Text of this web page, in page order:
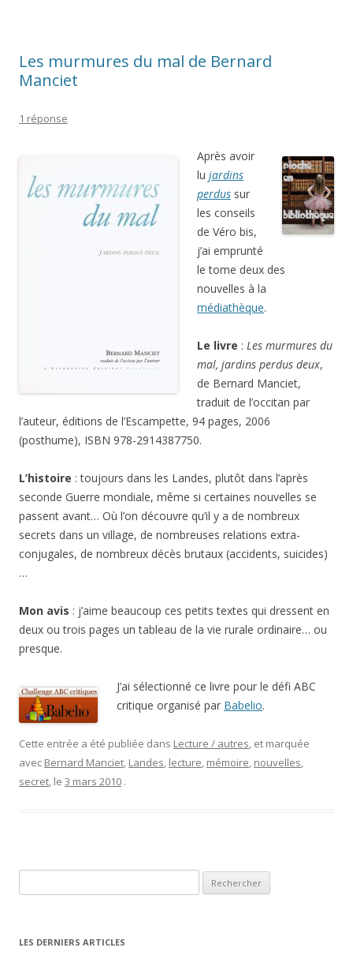
Les murmures du mal de Bernard
Manciet
1 réponse
Après avoir
lu jardins
perdus sur
les conseils
de Véro bis,
j’ai emprunté
le tome deux des
nouvelles à la
médiathèque.
Le livre : Les murmures du
mal, jardins perdus deux,
de Bernard Manciet,
traduit de l’occitan par
l’auteur, éditions de l’Escampette, 94 pages, 2006
(posthume), ISBN 978-2914387750.
L’histoire : toujours dans les Landes, plutôt dans l’après
seconde Guerre mondiale, même si certaines nouvelles se
passent avant… Où l’on découvre qu’il y a de nombreux
secrets dans un village, de nombreuses relations extra-
conjugales, de nombreux décès brutaux (accidents, suicides)
…
Mon avis : j’aime beaucoup ces petits textes qui dressent en
deux ou trois pages un tableau de la vie rurale ordinaire… ou
presque.
J’ai sélectionné ce livre pour le défi ABC
critique organisé par Babelio.
Cette entrée a été publiée dans Lecture / autres, et marquée
avec Bernard Manciet, Landes, lecture, mémoire, nouvelles,
secret, le 3 mars 2010 .
LES DERNIERS ARTICLES